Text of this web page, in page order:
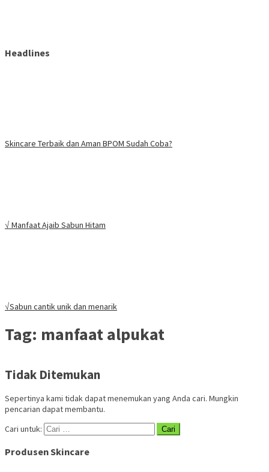
Headlines
Skincare Terbaik dan Aman BPOM Sudah Coba?
√ Manfaat Ajaib Sabun Hitam
√Sabun cantik unik dan menarik
Tag: manfaat alpukat
Tidak Ditemukan
Sepertinya kami tidak dapat menemukan yang Anda cari. Mungkin
pencarian dapat membantu.
Cari untuk:
Produsen Skincare